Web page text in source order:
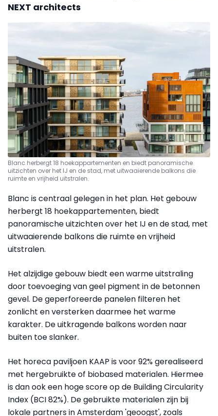
NEXT architects
Blanc herbergt 18 hoekappartementen en biedt panoramische
uitzichten over het IJ en de stad, met uitwaaierende balkons die
ruimte en vrijheid uitstralen.
Blanc is centraal gelegen in het plan. Het gebouw
herbergt 18 hoekappartementen, biedt
panoramische uitzichten over het IJ en de stad, met
uitwaaierende balkons die ruimte en vrijheid
uitstralen.
Het alzijdige gebouw biedt een warme uitstraling
door toevoeging van geel pigment in de betonnen
gevel. De geperforeerde panelen filteren het
zonlicht en versterken daarmee het warme
karakter. De uitkragende balkons worden naar
buiten toe slanker.
Het horeca paviljoen KAAP is voor 92% gerealiseerd
met hergebruikte of biobased materialen. Hiermee
is dan ook een hoge score op de Building Circularity
Index (BCI 82%). De gebruikte materialen zijn bij
lokale partners in Amsterdam 'geoogst', zoals